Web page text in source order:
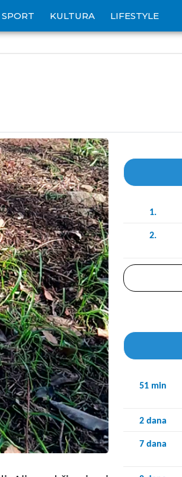
SPORT KULTURA LIFESTYLE
1.
2.
51 min
2 dana
7 dana